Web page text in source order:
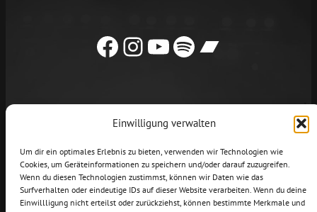
Einwilligung verwalten
Um dir ein optimales Erlebnis zu bieten, verwenden wir Technologien wie
Cookies, um Geräteinformationen zu speichern und/oder darauf zuzugreifen.
Wenn du diesen Technologien zustimmst, können wir Daten wie das
Surfverhalten oder eindeutige IDs auf dieser Website verarbeiten. Wenn du deine
Einwillligung nicht erteilst oder zurückziehst, können bestimmte Merkmale und
Facebook
Instagram
YouTube
Spotify
Bandcamp
KONTAKT/BOOKING SHOP
Impressum
Datenschutz
Cookie Richtlinie